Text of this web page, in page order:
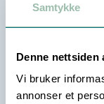
Samtykke
Denne nettsiden
Vi bruker
annonser et